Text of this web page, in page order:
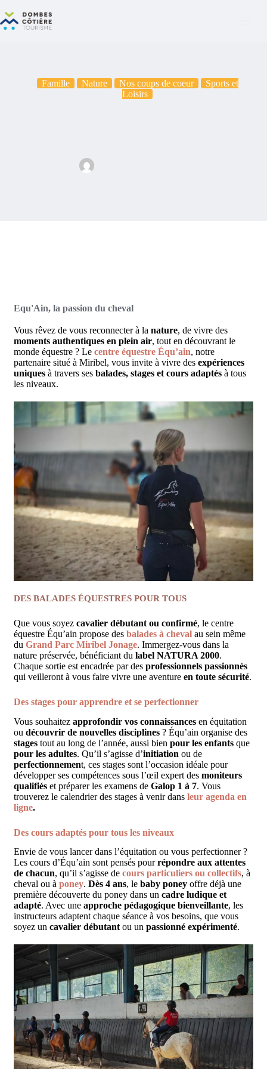
Famille Nature Nos coups de coeur
Sports et
Loisirs
Equ'Ain, la passion du cheval
Vous rêvez de vous reconnecter à lanature, de vivre des
moments authentiques en plein air, tout en découvrant le
monde équestre ? Lecentre équestre Équ’ain, notre
partenaire situé à Miribel, vous invite à vivre desexpériences
uniques à travers sesbalades, stages et cours adaptés à tous
les niveaux.
DES BALADES ÉQUESTRES POUR TOUS
Que vous soyezcavalier débutant ou confirmé, le centre
équestre Équ’ain propose desbaladesà cheval au sein même
duGrand Parc Miribel Jonage. Immergez-vous dans la
nature préservée, bénéficiant dulabel NATURA 2000.
Chaque sortie est encadrée par desprofessionnels passionnés
qui veilleront à vous faire vivre une aventureen toute sécurité.
Des stages pour apprendre et se perfectionner
Vous souhaitez approfondir vos connaissances en équitation
oudécouvrir de nouvelles disciplines ? Équ’ain organise des
stages tout au long de l’année, aussi bienpour les enfants que
pour les adultes. Qu’il s’agisse d’initiation ou de
perfectionnement, ces stages sont l’occasion idéale pour
développer ses compétences sous l’œil expert desmoniteurs
qualifiés et préparer les examens de Galop 1 à 7. Vous
trouverez le calendrier des stages à venir dans leur agenda en
ligne.
Des cours adaptés pour tous les niveaux
Envie de vous lancer dans l’équitation ou vous perfectionner ?
Les cours d’Équ’ain sont pensés pourrépondre aux attentes
de chacun, qu’il s’agisse decours particuliers ou collectifs, à
cheval ou àponey.Dès 4 ans, lebaby poney offre déjà une
première découverte du poney dans uncadre ludique et
adapté. Avec uneapproche pédagogique bienveillante, les
instructeurs adaptent chaque séance à vos besoins, que vous
soyez un cavalier débutantou un passionné expérimenté.